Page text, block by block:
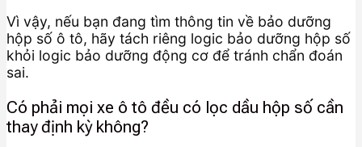
Vì vậy, nếu bạn đang tìm thông tin về bảo dưỡng
hộp số ô tô, hãy tách riêng logic bảo dưỡng hộp số
khỏi logic bảo dưỡng động cơ để tránh chẩn đoán
sai.
Có phải mọi xe ô tô đều có lọc dầu hộp số cần
thay định kỳ không?